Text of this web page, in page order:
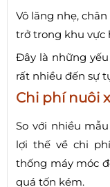
Vô lăng nhẹ,
trở trong khu vực
Đây là những
rất nhiều đến sự
Chi phí nuôi
So với nhiều
lợi thế về chi
thống máy móc
quá tốn kém.